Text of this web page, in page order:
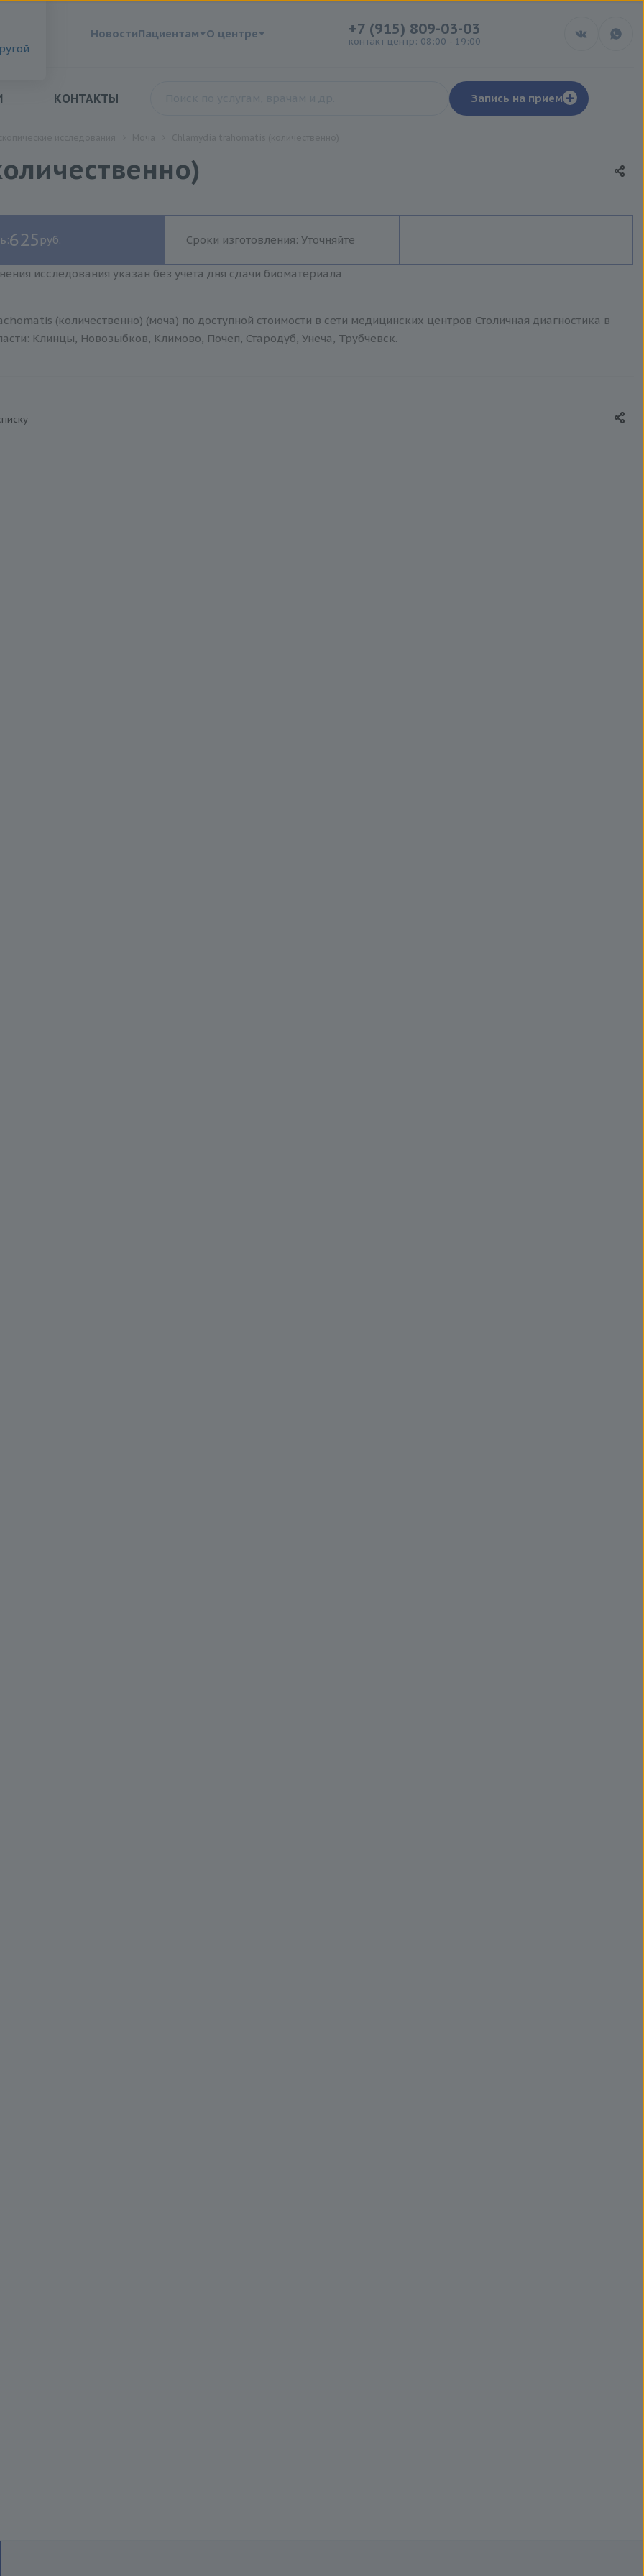
НовостиПациентам О центре +7 (915) 809-03-03
контакт центр: 08:00 - 19:00
КОНТАКТЫ Запись на прием +
625 руб. Сроки изготовления: Уточняйте
исследования указан без учета дня сдачи биоматериала
(количественно) (моча) по доступной стоимости в сети медицинских центров Столичная диагностика в
Клинцы, Новозыбков, Климово, Почеп, Стародуб, Унеча, Трубчевск.